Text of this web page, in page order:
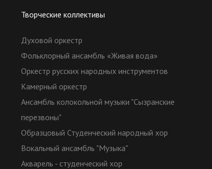
Творческие коллективы
Духовой оркестр
Фольклорный ансамбль «Живая вода»
Оркестр русских народных инструментов
Камерный оркестр
Ансамбль колокольной музыки "Сызранские
перезвоны"
Образцовый Студенческий народный хор
Вокальный ансамбль "Музыка"
Акварель - студенческий хор